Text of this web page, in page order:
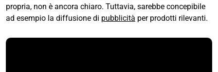
propria, non è ancora chiaro. Tuttavia, sarebbe concepibile
ad esempio la diffusione di pubblicità per prodotti rilevanti.